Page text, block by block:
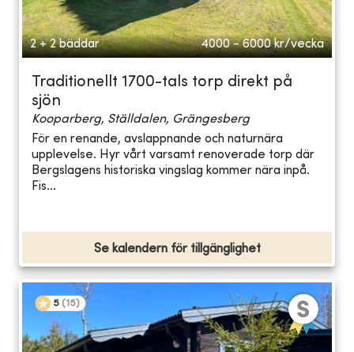
2 + 2 bäddar 4000 - 6000 kr/vecka
Traditionellt 1700-tals torp direkt på
sjön
Kooparberg, Ställdalen, Grängesberg
För en renande, avslappnande och naturnära
upplevelse. Hyr vårt varsamt renoverade torp där
Bergslagens historiska vingslag kommer nära inpå.
Fis...
Se kalendern för tillgänglighet
5 (15)